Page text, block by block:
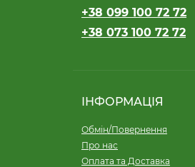
+38 099 100 72 72
+38 073 100 72 72
ІНФОРМАЦІЯ
Обмін/Повернення
Про нас
Оплата та Доставка